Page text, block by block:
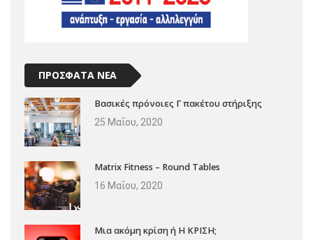
ΠΡΟΣΦΑΤΑ ΝΕΑ
Βασικές πρόνοιες Γ πακέτου στήριξης
25 Μαΐου, 2020
Matrix Fitness – Round Tables
16 Μαΐου, 2020
Μια ακόμη κρίση ή Η ΚΡΙΣΗ;